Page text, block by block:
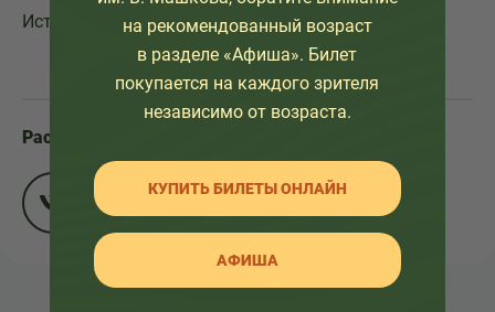
Источник: газета "Кузнецкий рабочий"
Расскажите друзьям:
на рекомендованный возраст
в разделе «Афиша». Билет
покупается на каждого зрителя
независимо от возраста.
КУПИТЬ БИЛЕТЫ ОНЛАЙН
АФИША